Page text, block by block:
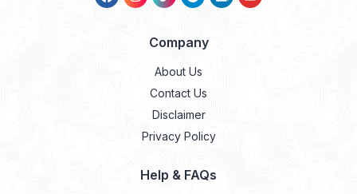
Company
About Us
Contact Us
Disclaimer
Privacy Policy
Help & FAQs